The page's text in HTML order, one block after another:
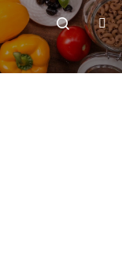
Hledat